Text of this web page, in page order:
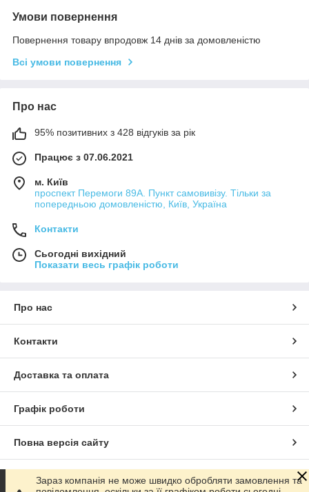
Умови повернення
Повернення товару впродовж 14 днів за домовленістю
Всі умови повернення
Про нас
95% позитивних з 428 відгуків за рік
Працює з 07.06.2021
м. Київ
проспект Перемоги 89А. Пункт самовивізу. Тільки за
попередньою домовленістю, Київ, Україна
Контакти
Сьогодні вихідний
Показати весь графік роботи
Про нас
Контакти
Доставка та оплата
Графік роботи
Повна версія сайту
Сайт створено на маркетплейсіProm.ua
Зараз компанія не може швидко обробляти замовлення та